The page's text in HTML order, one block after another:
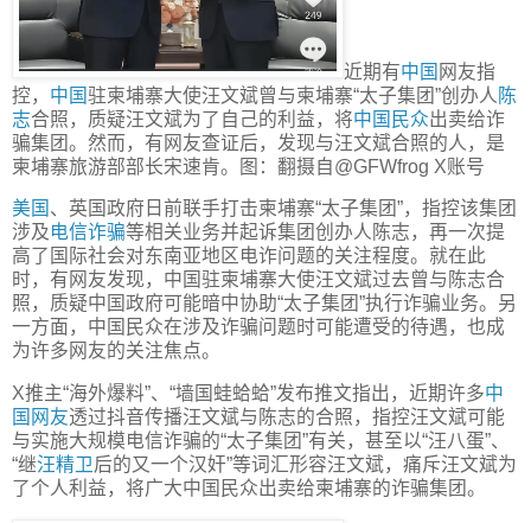
近期有中国 网友指
控， 中国驻柬埔寨大使汪文斌曾与柬埔寨“太子集团”创办人 陈
志合照，质疑汪文斌为了自己的利益，将中国民众出卖给诈
骗集团。然而，有网友查证后，发现与汪文斌合照的人，是
柬埔寨旅游部部长宋速肯。图：翻摄自@GFWfrog X账号
美国 、英国政府日前联手打击柬埔寨“太子集团”，指控该集团
涉及电信诈骗等相关业务并起诉集团创办人陈志，再一次提
高了国际社会对东南亚地区电诈问题的关注程度。就在此
时，有网友发现，中国驻柬埔寨大使汪文斌过去曾与陈志合
照，质疑中国政府可能暗中协助“太子集团”执行诈骗业务。另
一方面，中国民众在涉及诈骗问题时可能遭受的待遇，也成
为许多网友的关注焦点。
X推主“海外爆料”、“墙国蛙蛤蛤”发布推文指出，近期许多中
国网友透过抖音传播汪文斌与陈志的合照，指控汪文斌可能
与实施大规模电信诈骗的“太子集团”有关，甚至以“汪八蛋”、
“继汪精卫后的又一个汉奸”等词汇形容汪文斌，痛斥汪文斌为
了个人利益，将广大中国民众出卖给柬埔寨的诈骗集团。